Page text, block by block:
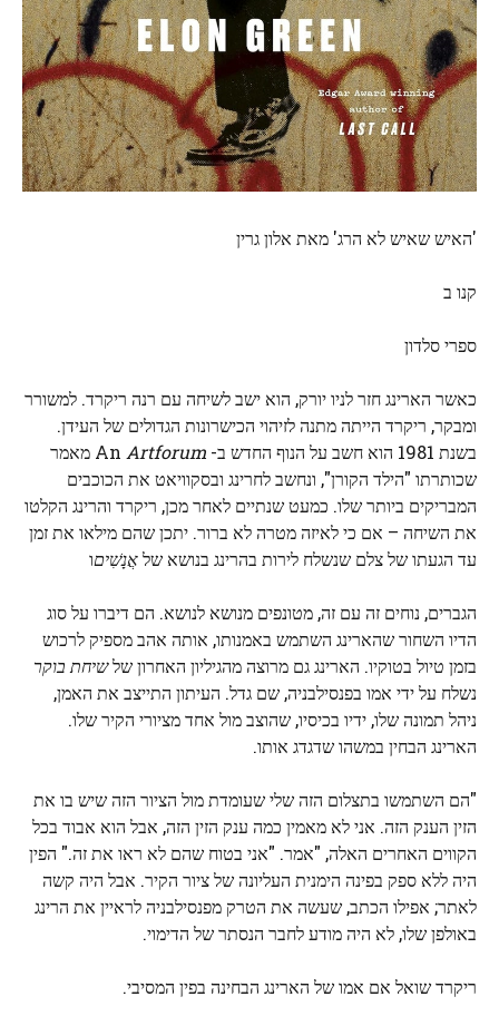
'האיש שאיש לא הרג' מאת אלון גרין
קנו ב
ספרי סלדון
כאשר הארינג חזר לניו יורק, הוא ישב לשיחה עם רנה ריקרד. למשורר
ומבקר, ריקרד הייתה מתנה לזיהוי הכישרונות הגדולים של העידן.
בשנת 1981 הוא חשב על הנוף החדש ב- An
Artforum
מאמר
שכותרתו "הילד הקורן", ונחשב לחרינג ובסקוויאט את הכוכבים
המבריקים ביותר שלו. כמעט שנתיים לאחר מכן, ריקרד והרינג הקלטו
את השיחה – אם כי לאיזה מטרה לא ברור. יתכן שהם מילאו את זמן
עד הגעתו של צלם שנשלח לירות בהרינג בנושא שלאֲנָשִׁיםו
הגברים, נוחים זה עם זה, מטונפים מנושא לנושא. הם דיברו על סוג
הדיו השחור שהארינג השתמש באמנותו, אותה אהב מספיק לרכוש
בזמן טיול בטוקיו. הארינג גם מרוצה מהגיליון האחרון שלשיחת בוקר
נשלח על ידי אמו בפנסילבניה, שם גדל. העיתון התייצב את האמן,
ניהל תמונה שלו, ידיו בכיסיו, שהוצב מול אחד מציורי הקיר שלו.
הארינג הבחין במשהו שדגדג אותו.
"הם השתמשו בתצלום הזה שלי שעומדת מול הציור הזה שיש בו את
הזין הענק הזה. אני לא מאמין כמה ענק הזין הזה, אבל הוא אבוד בכל
הקווים האחרים האלה, "אמר. "אני בטוח שהם לא ראו את זה." הפין
היה ללא ספק בפינה הימנית העליונה של ציור הקיר. אבל היה קשה
לאתר; אפילו הכתב, שעשה את הטרק מפנסילבניה לראיין את הרינג
באולפן שלו, לא היה מודע לחבר הנסתר של הדימוי.
ריקרד שואל אם אמו של הארינג הבחינה בפין המסיבי.